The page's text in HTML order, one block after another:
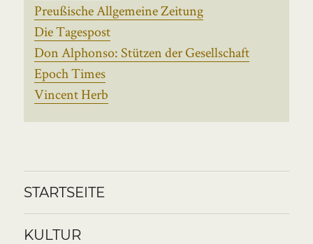
Preußische Allgemeine Zeitung
Die Tagespost
Don Alphonso: Stützen der Gesellschaft
Epoch Times
Vincent Herb
STARTSEITE
KULTUR